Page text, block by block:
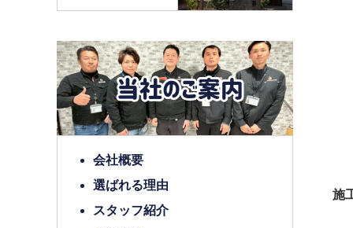
施
会社概要
選ばれる理由
スタッフ紹介